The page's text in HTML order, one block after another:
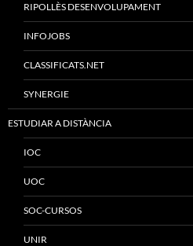
RIPOLLÈS DESENVOLUPAMENT
INFOJOBS
CLASSIFICATS.NET
SYNERGIE
ESTUDIAR A DISTÀNCIA
IOC
UOC
SOC-CURSOS
UNIR